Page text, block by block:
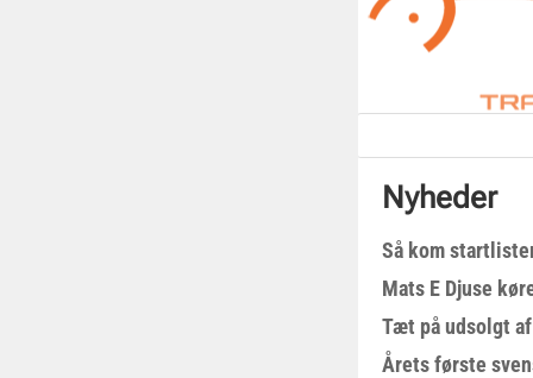
Nyheder
Så kom
Mats E Djuse
Tæt på udsolgt
Årets første